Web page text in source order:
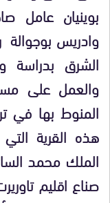
بوينيان عامل
وادريس بوجوالة
الشرق بدراسة
والعمل على
المنوط بها في
هذه القرية
الملك محمد
صناع اقليم